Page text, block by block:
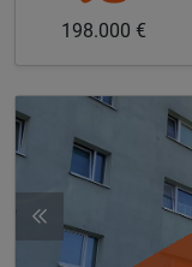
198.000 €